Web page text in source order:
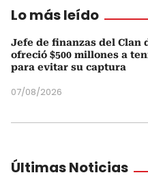
Lo más leído
Jefe de finanzas del Clan
ofreció $500 millones a
para evitar su captura
07/08/2026
Últimas Noticias